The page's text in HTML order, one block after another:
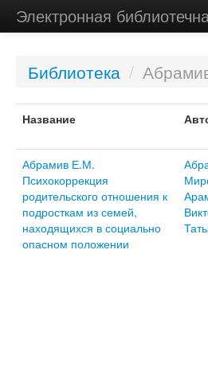
Электронная
Библиотека /
Название
Абрамив Е.М.
Психокоррекция
родительского отношения к
подросткам из семей,
находящихся в социально
опасном положении